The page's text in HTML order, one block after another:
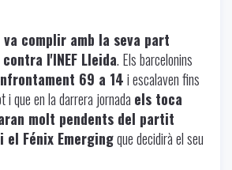
complir amb la seva part
l'INEF Lleida. Els barcelonins
69 a 14i escalaven fins
i que en la darrera jornada els toca
molt pendents del partit
Fénix Emergingque decidirà el seu